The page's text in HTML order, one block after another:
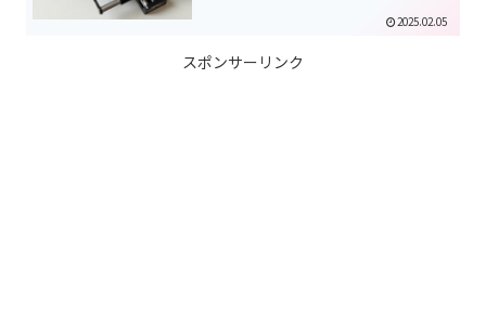
2025.02.05
スポンサーリンク